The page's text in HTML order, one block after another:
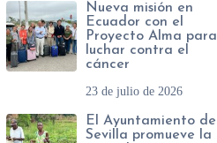
Nueva misión en
Ecuador con el
Proyecto Alma para
luchar contra el
cáncer
23 de julio de 2026
El Ayuntamiento de
Sevilla promueve la